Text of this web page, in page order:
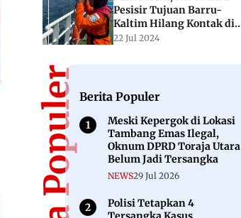
Pesisir Tujuan Barru-
Kaltim Hilang Kontak di
Perairan Mamuju
22 Jul 2024
Berita Populer
Meski Kepergok di Lokasi
Tambang Emas Ilegal,
Oknum DPRD Toraja Utara
Belum Jadi Tersangka
NEWS29 Jul 2026
Polisi Tetapkan 4